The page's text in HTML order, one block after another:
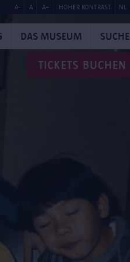
A- A A+ HOHER KONTRAST NL
DAS MUSEUM SUCHE
TICKETS BUCHEN